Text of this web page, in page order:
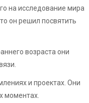
на исследование мира
он решил посвятить
возраста они
и проектах. Они
моментах.